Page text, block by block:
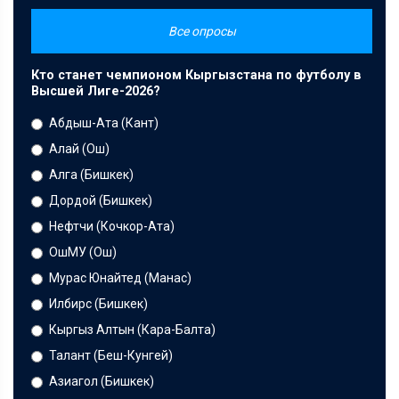
Все опросы
Кто станет чемпионом Кыргызстана по футболу в
Высшей Лиге-2026?
Абдыш-Ата (Кант)
Алай (Ош)
Алга (Бишкек)
Дордой (Бишкек)
Нефтчи (Кочкор-Ата)
ОшМУ (Ош)
Мурас Юнайтед (Манас)
Илбирс (Бишкек)
Кыргыз Алтын (Кара-Балта)
Талант (Беш-Кунгей)
Азиагол (Бишкек)